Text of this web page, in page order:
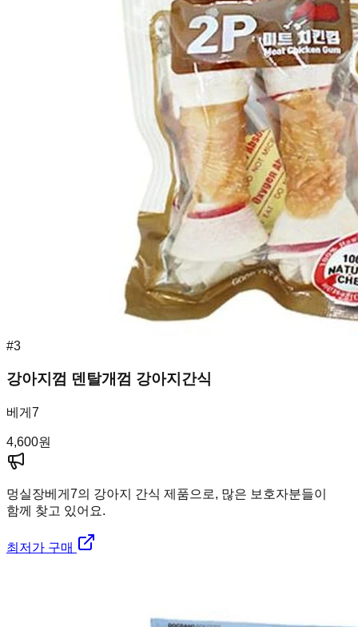
#3
강아지껌 덴탈개껌 강아지간식
베게7
4,600원
멍실장베게7의 강아지 간식 제품으로, 많은 보호자분들이
함께 찾고 있어요.
최저가 구매